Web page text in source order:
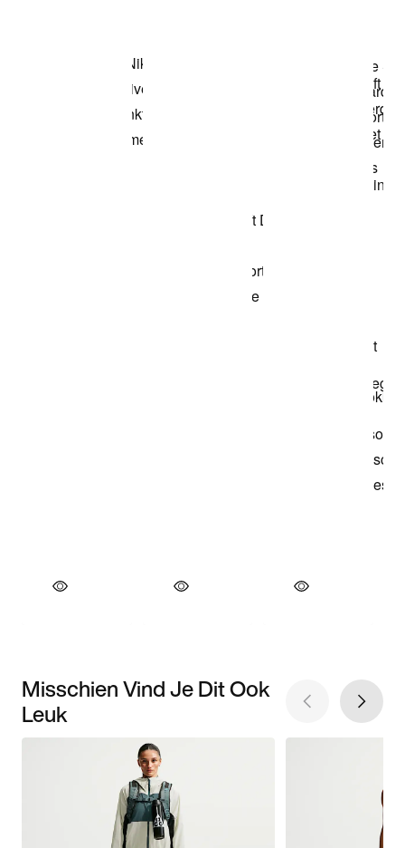
Misschien Vind Je Dit Ook
Leuk